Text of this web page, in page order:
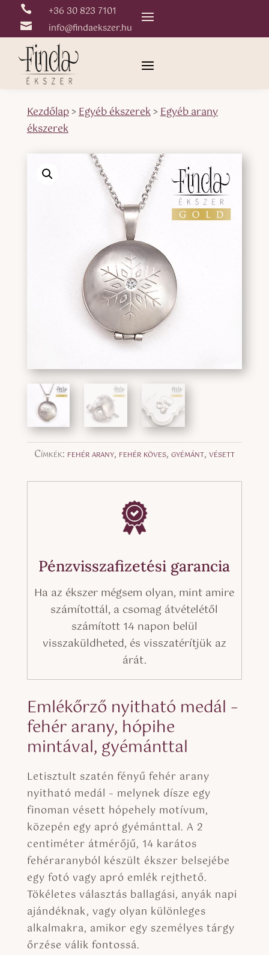
 +36 30 823 7101
 info@findaekszer.hu
Kezdőlap>Egyéb ékszerek>Egyéb arany
ékszerek
Címkék: fehér arany, fehér köves,gyémánt,vésett
Pénzvisszafizetési garancia
Ha az ékszer mégsem olyan, mint amire
számítottál, a csomag átvételétől
számított 14 napon belül
visszaküldheted, és visszatérítjük az
árát.
Emlékőrző nyitható medál –
fehér arany, hópihe
mintával, gyémánttal
Letisztult szatén fényű fehér arany
nyitható medál – melynek dísze egy
finoman vésett hópehely motívum,
közepén egy apró gyémánttal. A 2
centiméter átmérőjű, 14 karátos
fehéraranyból készült ékszer belsejébe
egy fotó vagy apró emlék rejthető.
Tökéletes választás ballagási, anyák napi
ajándéknak, vagy olyan különleges
alkalmakra, amikor egy személyes tárgy
őrzése válik fontossá.